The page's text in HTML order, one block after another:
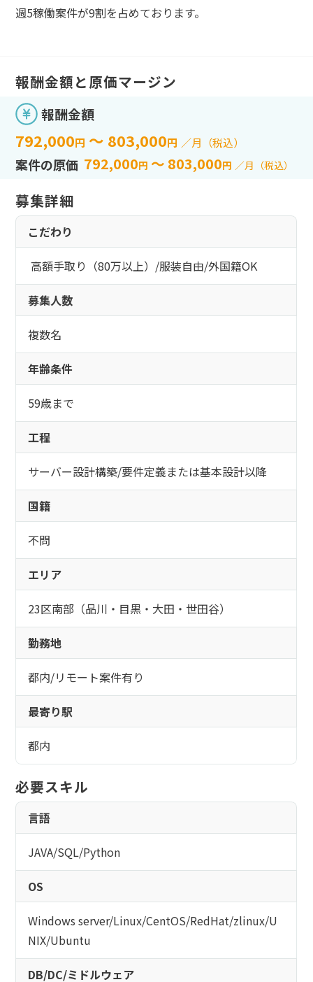
勤務スタイル
通勤
短時間（主婦＆主夫向け）
直請け案件
低マージン率（10％以下）
支払サイト30日以内
服装自由
外国籍OK
語学力を活かす
社保あり
社員登用あり
フリーワード
案件開始日
週5稼働案件が9割を占めております。
報酬金額と原価マージン
報酬金額
792,000円 ～ 803,000円 ／月（税込）
案件の原価 792,000円 ～ 803,000円 ／月（税込）
募集詳細
こだわり
高額手取り（80万以上） /服装自由/外国籍OK
募集人数
複数名
年齢条件
59歳まで
工程
サーバー設計構築/要件定義または基本設計以降
国籍
不問
エリア
23区南部（品川・目黒・大田・世田谷）
勤務地
都内/リモート案件有り
最寄り駅
都内
必要スキル
言語
JAVA/SQL/Python
OS
Windows server/Linux/CentOS/RedHat/zlinux/U
NIX/Ubuntu
DB/DC/ミドルウェア